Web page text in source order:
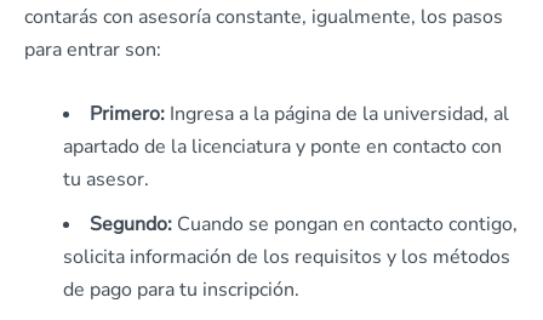
contarás con asesoría constante, igualmente, los pasos
para entrar son:
Primero: Ingresa a la página de la universidad, al
apartado de la licenciatura y ponte en contacto con
tu asesor.
Segundo: Cuando se pongan en contacto contigo,
solicita información de los requisitos y los métodos
de pago para tu inscripción.